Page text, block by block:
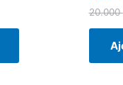
20.000